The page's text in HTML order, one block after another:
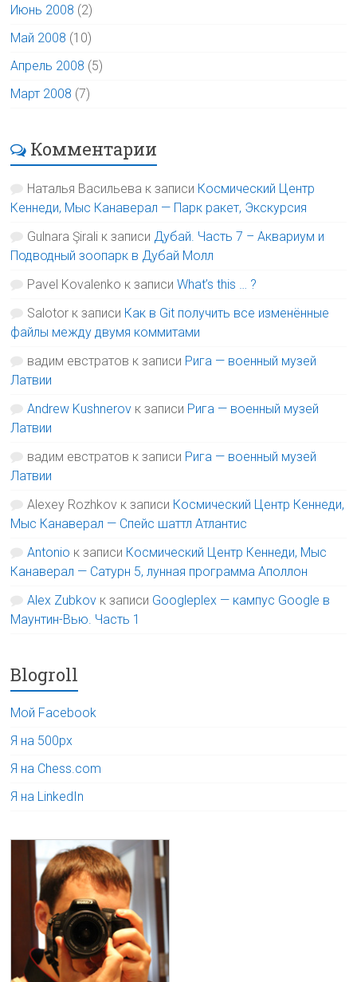
Июнь 2008 (2)
Май 2008 (10)
Апрель 2008 (5)
Март 2008 (7)
Комментарии
Наталья Васильева к записи Космический Центр
Кеннеди, Мыс Канаверал — Парк ракет, Экскурсия
Gulnara Şirali к записи Дубай. Часть 7 – Аквариум и
Подводный зоопарк в Дубай Молл
Pavel Kovalenko к записиWhat’s this … ?
Salotor к записи Как в Git получить все изменённые
файлы между двумя коммитами
вадим евстратов к записи Рига — военный музей
Латвии
Andrew Kushnerov к записи Рига — военный музей
Латвии
вадим евстратов к записи Рига — военный музей
Латвии
Alexey Rozhkov к записи Космический Центр Кеннеди,
Мыс Канаверал — Спейс шаттл Атлантис
Antonio к записи Космический Центр Кеннеди, Мыс
Канаверал — Сатурн 5, лунная программа Аполлон
Alex Zubkov к записи Googleplex — кампус Google в
Маунтин-Вью. Часть 1
Blogroll
Мой Facebook
Я на 500px
Я на Chess.com
Я на LinkedIn